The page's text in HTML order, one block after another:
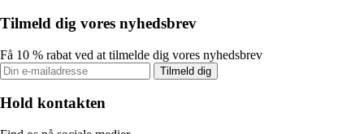
Tilmeld dig vores nyhedsbrev
Få 10 % rabat ved at tilmelde dig vores nyhedsbrev
Tilmeld dig
Hold kontakten